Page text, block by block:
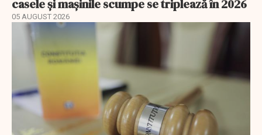
casele și mașinile scumpe se triplează în 2026
05 AUGUST 2026